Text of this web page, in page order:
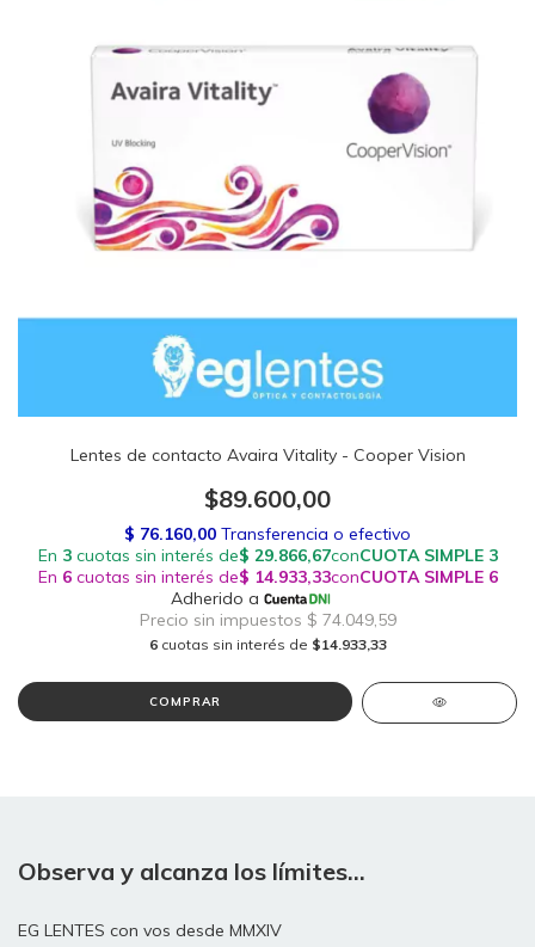
Lentes de contacto Avaira Vitality - Cooper Vision
$89.600,00
6 cuotas sin interés de $14.933,33
COMPRAR
Observa y alcanza los límites...
EG LENTES con vos desde MMXIV